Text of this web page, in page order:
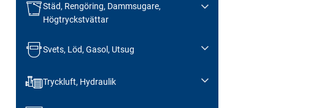
Städ, Rengöring, Dammsugare,
Högtryckstvättar
Svets, Löd, Gasol, Utsug
Tryckluft, Hydraulik